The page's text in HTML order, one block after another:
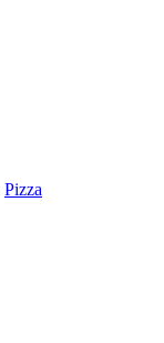
Pizza